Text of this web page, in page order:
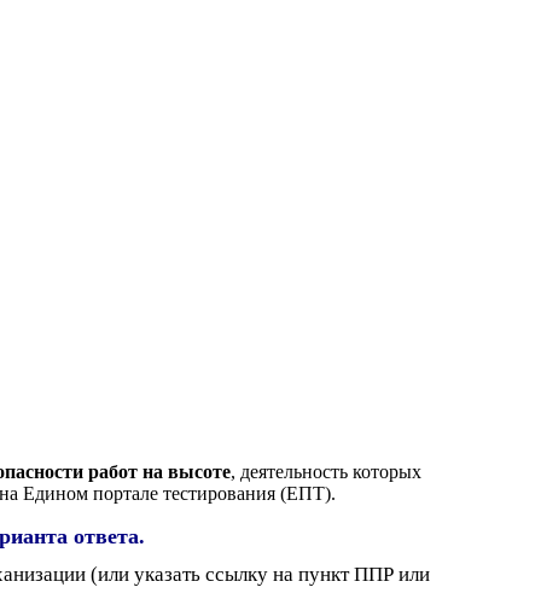
работ на высоте, деятельность которых
на Едином портале тестирования (ЕПТ).
ответа.
(или указать ссылку на пункт ППР или